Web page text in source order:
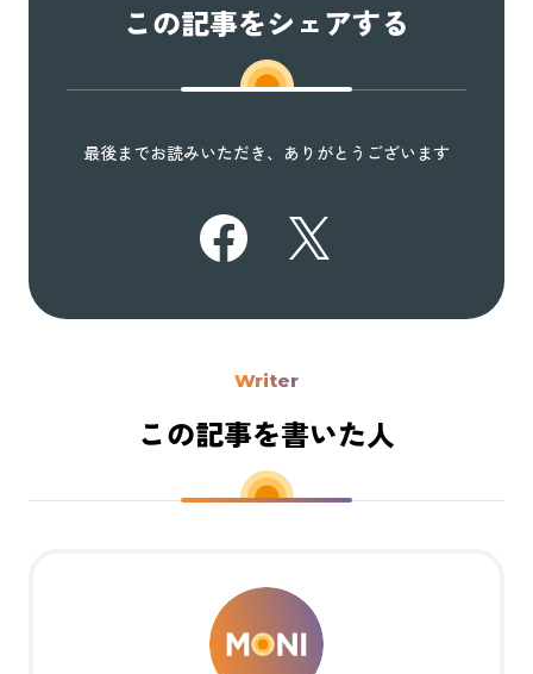
この記事をシェアする
最後までお読みいただき、ありがとうございます
Writer
この記事を書いた人